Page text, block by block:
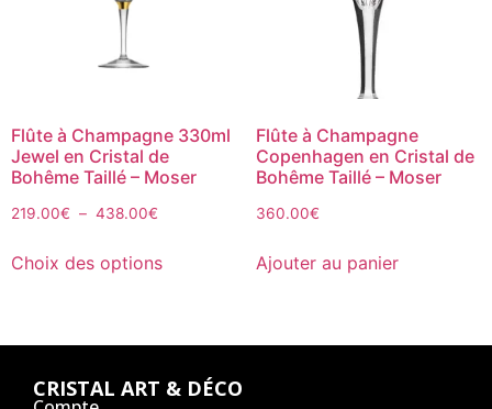
Flûte à Champagne 330ml
Jewel en Cristal de
Bohême Taillé – Moser
219.00€ – 438.00€
Choix des options
Flûte à Champagne
Copenhagen en Cristal de
Bohême Taillé – Moser
360.00€
Ajouter au panier
CRISTAL ART & DÉCO